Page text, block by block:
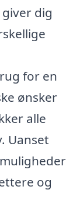
dig
for en
ønsker
alle
Uanset
og